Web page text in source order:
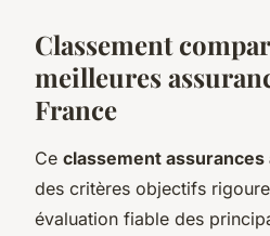
Classement
meilleures
France
Ce classement
des critères objectifs
évaluation fiable des